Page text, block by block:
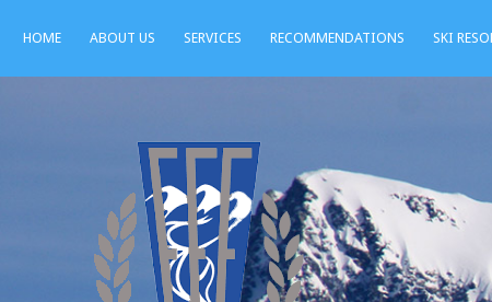
HOME ABOUT US SERVICES RECOMMENDATIONS SKI